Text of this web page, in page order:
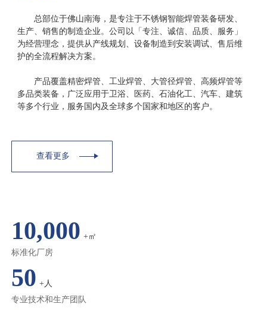
总部位于佛山南海，是专注于不锈钢智能焊管装备研发、
生产、销售的制造企业。公司以「专注、诚信、品质、服务」
为经营理念，提供从产线规划、设备制造到安装调试、售后维
护的全流程解决方案。
产品覆盖精密焊管、工业焊管、大管径焊管、高频焊管等
多品类装备，广泛应用于卫浴、医药、石油化工、汽车、建筑
等多个行业，服务国内及全球多个国家和地区的客户。
查看更多
10,000 +㎡
标准化厂房
50 +人
专业技术和生产团队